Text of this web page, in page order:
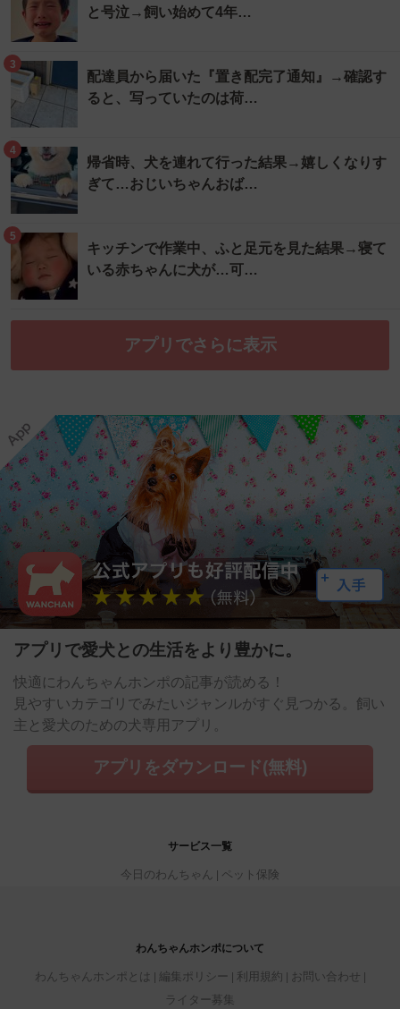
と号泣→飼い始めて4年…
3
配達員から届いた『置き配完了通知』→確認す
ると、写っていたのは荷…
4
帰省時、犬を連れて行った結果→嬉しくなりす
ぎて…おじいちゃんおば…
5
キッチンで作業中、ふと足元を見た結果→寝て
いる赤ちゃんに犬が…可…
アプリでさらに表示
アプリで愛犬との生活をより豊かに。
快適にわんちゃんホンポの記事が読める！
見やすいカテゴリでみたいジャンルがすぐ見つかる。飼い
主と愛犬のための犬専用アプリ。
アプリをダウンロード(無料)
サービス一覧
今日のわんちゃん ペット保険
わんちゃんホンポについて
わんちゃんホンポとは 編集ポリシー 利用規約
お問い合わせ
ライター募集